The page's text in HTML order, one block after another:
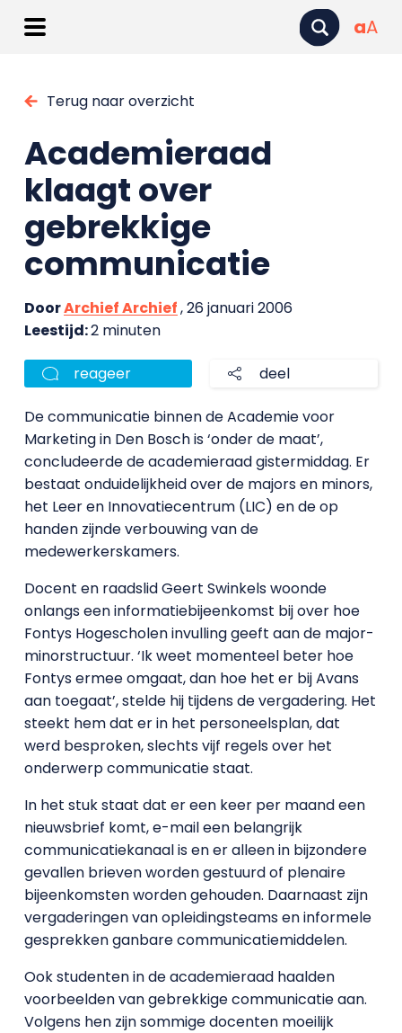
aA
Terug naar overzicht
Academieraad
klaagt over
gebrekkige
communicatie
DoorArchief Archief, 26 januari 2006
Leestijd:2 minuten
reageer deel
De communicatie binnen de Academie voor
Marketing in Den Bosch is ‘onder de maat’,
concludeerde de academieraad gistermiddag. Er
bestaat onduidelijkheid over de majors en minors,
het Leer en Innovatiecentrum (LIC) en de op
handen zijnde verbouwing van de
medewerkerskamers.
Docent en raadslid Geert Swinkels woonde
onlangs een informatiebijeenkomst bij over hoe
Fontys Hogescholen invulling geeft aan de major-
minorstructuur. ‘Ik weet momenteel beter hoe
Fontys ermee omgaat, dan hoe het er bij Avans
aan toegaat’, stelde hij tijdens de vergadering. Het
steekt hem dat er in het personeelsplan, dat
werd besproken, slechts vijf regels over het
onderwerp communicatie staat.
In het stuk staat dat er een keer per maand een
nieuwsbrief komt, e-mail een belangrijk
communicatiekanaal is en er alleen in bijzondere
gevallen brieven worden gestuurd of plenaire
bijeenkomsten worden gehouden. Daarnaast zijn
vergaderingen van opleidingsteams en informele
gesprekken ganbare communicatiemiddelen.
Ook studenten in de academieraad haalden
voorbeelden van gebrekkige communicatie aan.
Volgens hen zijn sommige docenten moeilijk